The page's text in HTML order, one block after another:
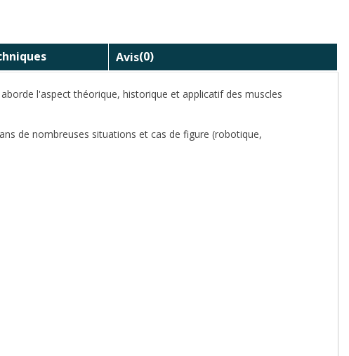
Avis(0)
l'aspect théorique, historique et applicatif des muscles
de nombreuses situations et cas de figure (robotique,